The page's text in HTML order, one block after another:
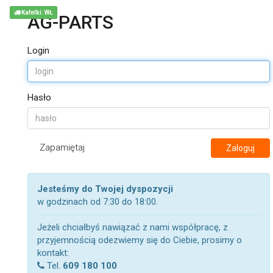
AG-PARTS
Login
Hasło
Zapamiętaj Zaloguj
Jesteśmy do Twojej dyspozycji
w godzinach od 7:30 do 18:00.
Jeżeli chciałbyś nawiązać z nami współpracę, z
przyjemnością odezwiemy się do Ciebie, prosimy o
kontakt:
Tel. 609 180 100
Kafelki: WŁ